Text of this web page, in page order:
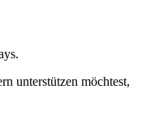
unterstützen möchtest,